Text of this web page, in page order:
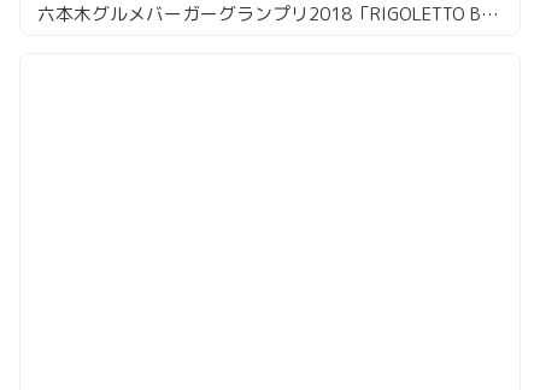
六本木グルメバーガーグランプリ2018「RIGOLETTO BAR AND GRILL」